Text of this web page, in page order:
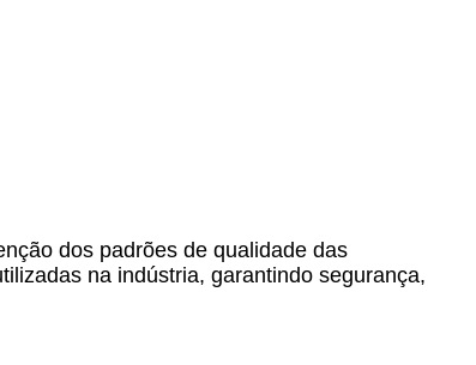
dos padrões de qualidade das
na indústria, garantindo segurança,